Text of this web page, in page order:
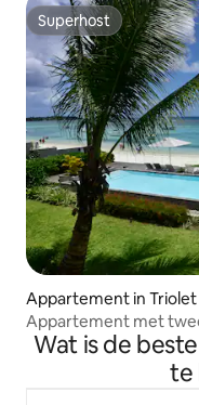
Superhost
Superhost
Appartement in Triolet
Appartement met
het strand
Wat is de
te